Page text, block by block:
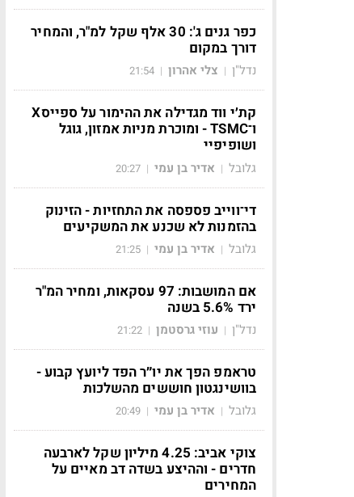
כפר גנים ג': 30 אלף שקל למ"ר, והמחיר
דורך במקום
נדל"ן | צלי אהרון |
21:54
קת׳י ווד מגדילה את ההימור על ספייסX
ו־TSMC - ומוכרת מניות אמזון, גוגל
ושופיפיי
גלובל | אדיר בן עמי |
20:27
די־ווייב פספסה את התחזיות - הזינוק
בהזמנות לא שכנע את המשקיעים
גלובל | אדיר בן עמי |
21:25
אם המושבות: 97 עסקאות, ומחיר המ"ר
ירד 5.6% בשנה
נדל"ן | עוזי גרסטמן |
21:22
טראמפ הפך את יו״ר הפד ליועץ קבוע -
בוושינגטון חוששים מהשלכות
גלובל | אדיר בן עמי |
20:49
צוקי אביב: 4.25 מיליון שקל לארבעה
חדרים - וההיצע בשדה דב מאיים על
המחירים